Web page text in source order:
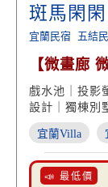
斑馬閑閑
宜蘭民宿 五結
【微畫廊
戲水池｜投影
設計｜獨棟別
宜蘭Villa
📣 最低價